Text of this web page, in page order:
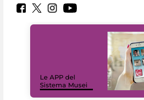
Le APP del
Sistema Musei